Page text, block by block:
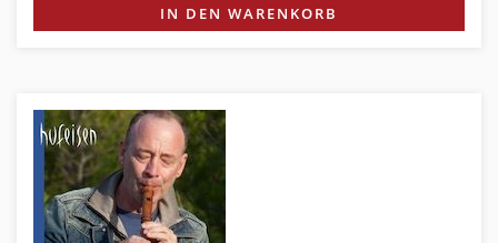
IN DEN WARENKORB